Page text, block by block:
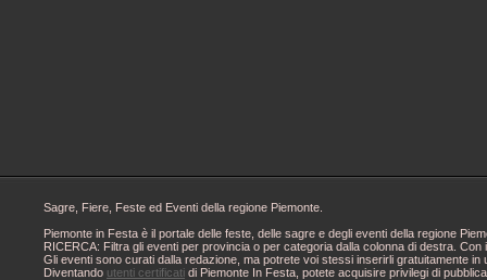
Sagre, Fiere, Feste ed Eventi della regione Piemonte.
Piemonte in Festa è il portale delle feste, delle sagre e degli eventi della regione
RICERCA: Filtra gli eventi per provincia o per categoria dalla colonna di destra.
Gli eventi sono curati dalla redazione, ma potrete voi stessi inserirli gratuitamente
Diventando utenti certificati di Piemonte In Festa, potete acquisire privilegi di